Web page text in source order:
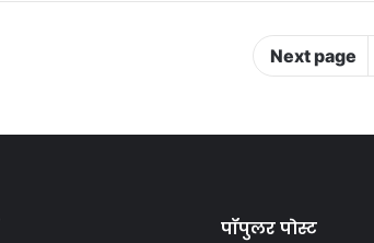
Next page
पॉपुलर पोस्ट